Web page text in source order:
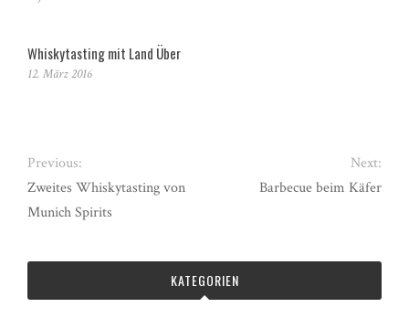
Whiskytasting mit Land Über
12. März 2016
Previous:
Zweites Whiskytasting von
Munich Spirits
Next:
Barbecue beim Käfer
KATEGORIEN